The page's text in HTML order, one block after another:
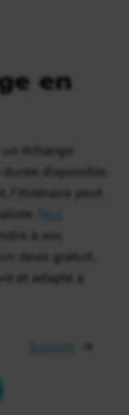
en
échange
disponible.
l’itinéraire peut
à vos
devis gratuit,
et adapté à
Suivant →